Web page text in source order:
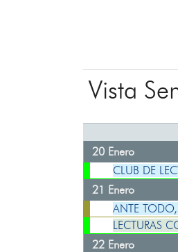
Vista
20 Enero
CLUB DE
21 Enero
ANTE
LECTURAS
22 Enero